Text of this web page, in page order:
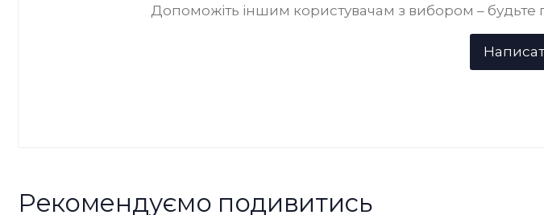
Допоможіть іншим користувачам з вибором –
Рекомендуємо подивитись